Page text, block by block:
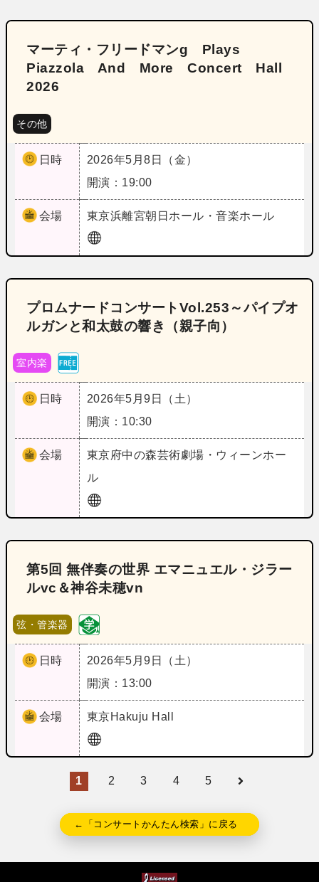
マーティ・フリードマンg Plays
Piazzola And More Concert Hall
2026
その他
日時
2026年5月8日（金）
開演：19:00
会場 東京浜離宮朝日ホール・音楽ホール
プロムナードコンサートVol.253～パイプオ
ルガンと和太鼓の響き（親子向）
室内楽
日時
2026年5月9日（土）
開演：10:30
会場 東京府中の森芸術劇場・ウィーンホー
ル
第5回 無伴奏の世界 エマニュエル・ジラー
ルvc＆神谷未穂vn
弦・管楽器
日時
2026年5月9日（土）
開演：13:00
会場 東京Hakuju Hall
1 2 3 4 5
←「コンサートかんたん検索」に戻る